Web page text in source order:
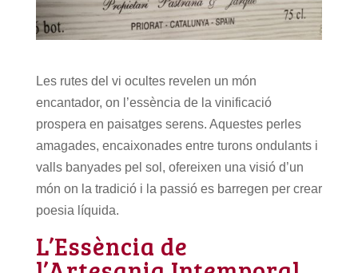
Les rutes del vi ocultes revelen un món
encantador, on l’essència de la vinificació
prospera en paisatges serens. Aquestes perles
amagades, encaixonades entre turons ondulants i
valls banyades pel sol, ofereixen una visió d’un
món on la tradició i la passió es barregen per crear
poesia líquida.
L’Essència de